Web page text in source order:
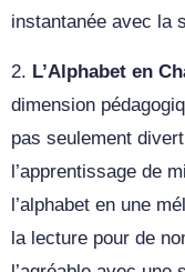
instantanée avec la
2. L’Alphabet en
dimension
pas seulement
l’apprentissage de
l’alphabet en une
la lecture pour de